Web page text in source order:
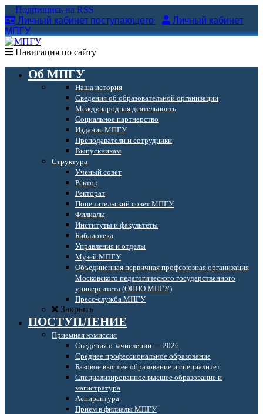
Подпишись на RSS
Личный кабинет поступающего
Личный кабинет
МПГУ
Навигация по сайту
Об МПГУ
Наша история
Сведения об образовательной организации
Международная деятельность
Социальное партнерство
Издания МПГУ
Преподаватели и сотрудники
Выпускникам
Структура
Ученый совет
Ректор
Ректорат
Попечительский совет МПГУ
Филиалы
Институты и факультеты
Библиотека
Управления и отделы
Музей МПГУ
Объединенная первичная профсоюзная организация
Московского педагогического государственного
университета (ОППО МПГУ)
Пресс-служба МПГУ
Закрыть
ПОСТУПЛЕНИЕ
Приемная комиссия
Сведения о зачислении — 2026
Среднее профессиональное образование
Базовое высшее образование и специалитет
Специализированное высшее образование и
магистратура
Аспирантура
Прием в филиалы МПГУ